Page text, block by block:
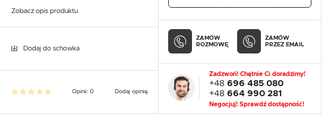
Zobacz opis produktu
Dodaj do schowka
Opinii: 0 Dodaj opinię
ZAMÓW
ROZMOWĘ
ZAMÓW
PRZEZ EMAIL
Zadzwoń! Chętnie Ci doradzimy!
+48 696 485 080
+48 664 990 281
Negocjuj! Sprawdź dostępność!